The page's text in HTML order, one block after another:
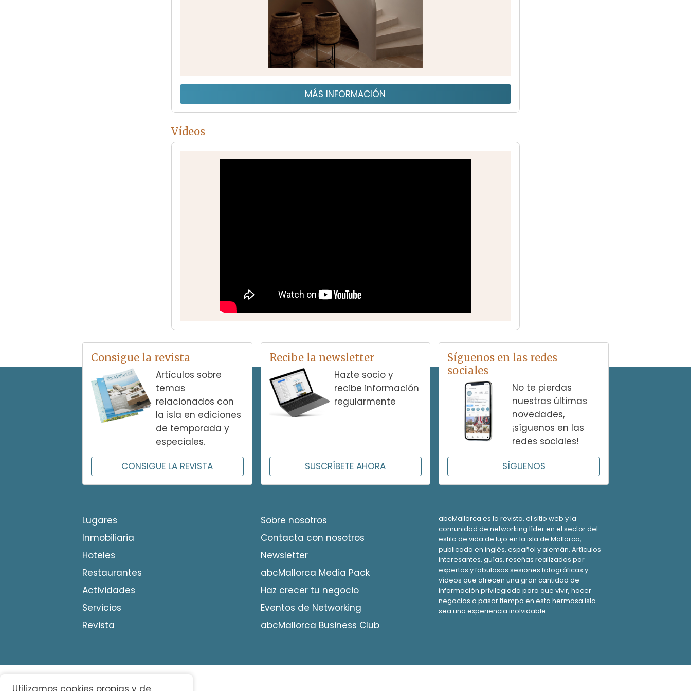
MÁS INFORMACIÓN
Vídeos
Consigue la revista
Artículos sobre
temas
relacionados con
la isla en ediciones
de temporada y
especiales.
CONSIGUE LA REVISTA
Recibe la newsletter
Hazte socio y
recibe información
regularmente
SUSCRÍBETE AHORA
Síguenos en las redes
sociales
No te pierdas
nuestras últimas
novedades,
¡síguenos en las
redes sociales!
SÍGUENOS
Lugares
Inmobiliaria
Hoteles
Restaurantes
Actividades
Servicios
Revista
Sobre nosotros
Contacta con nosotros
Newsletter
abcMallorca Media Pack
Haz crecer tu negocio
Eventos de Networking
abcMallorca Business Club
abcMallorca es la revista, el sitio web y la
comunidad de networking líder en el sector del
estilo de vida de lujo en la isla de Mallorca,
publicada en inglés, español y alemán. Artículos
interesantes, guías, reseñas realizadas por
expertos y fabulosas sesiones fotográficas y
vídeos que ofrecen una gran cantidad de
información privilegiada para que vivir, hacer
negocios o pasar tiempo en esta hermosa isla
sea una experiencia inolvidable.